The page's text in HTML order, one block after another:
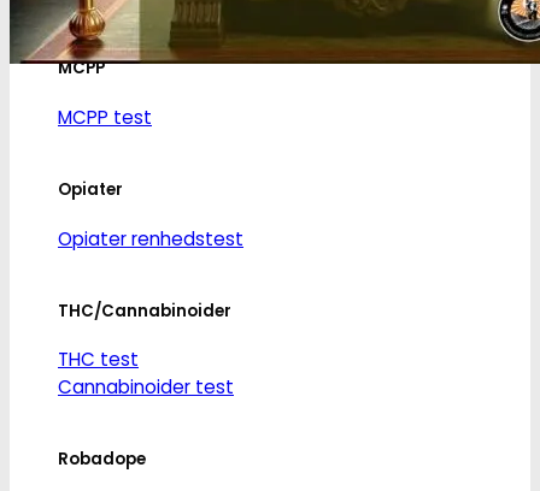
Ketamin renhedstest
MCPP
MCPP test
Opiater
Opiater renhedstest
THC/Cannabinoider
THC test
Cannabinoider test
Robadope